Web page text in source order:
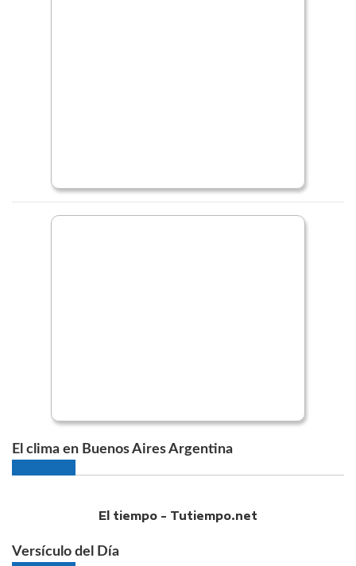
El clima en Buenos Aires Argentina
El tiempo - Tutiempo.net
Versículo del Día